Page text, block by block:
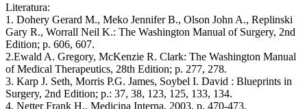
Literatura:
1. Dohery Gerard M., Meko Jennifer B., Olson John A., Replinski
Gary R., Worrall Neil K.: The Washington Manual of Surgery, 2nd
Edition; p. 606, 607.
2.Ewald A. Gregory, McKenzie R. Clark: The Washington Manual
of Medical Therapeutics, 28th Edition; p. 277, 278.
3. Karp J. Seth, Morris P.G. James, Soybel I. David : Blueprints in
Surgery, 2nd Edition; p.: 37, 38, 123, 125, 133, 134.
4. Netter Frank H., Medicina Interna, 2003, p. 470-473.